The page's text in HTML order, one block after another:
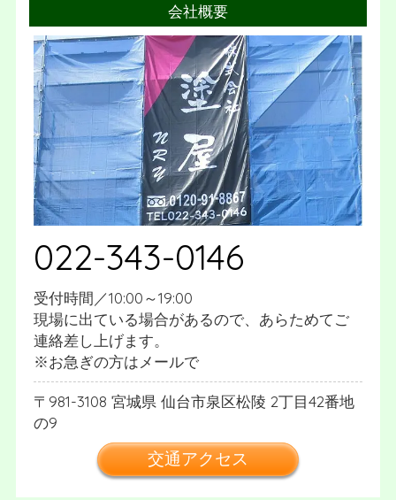
会社概要
022-343-0146
受付時間／10:00～19:00
現場に出ている場合があるので、あらためてご
連絡差し上げます。
※お急ぎの方はメールで
981-3108 宮城県 仙台市泉区松陵 2丁目42番地
の9
交通アクセス